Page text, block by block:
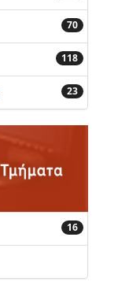
70
118
23
16